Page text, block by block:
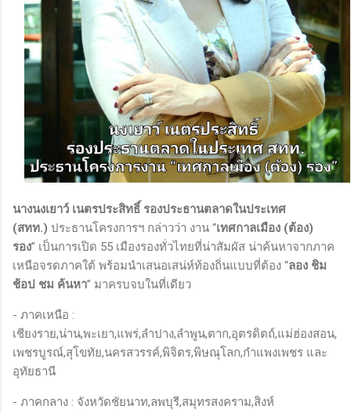
นางนงเยาว์ เนตรประสิทธิ์ รองประธานตลาดในประเทศ
(สทท.) ประธานโครงการฯ กล่าวว่า งาน “เทศกาลเมือง (ต้อง)
รอง” เป็นการเปิด 55 เมืองรองทั่วไทยที่น่าสัมผัส น่าค้นหาจากภาค
เหนือจรดภาคใต้ พร้อมนำเสนอเสน่ห์ท้องถิ่นแบบที่ต้อง “ลอง ชิม
ช้อป ชม ค้นหา” มาครบจบในที่เดียว
- ภาคเหนือ :
เชียงราย,น่าน,พะเยา,แพร่,ลำปาง,ลำพูน,ตาก,อุตรดิตถ์,แม่ฮ่องสอน,
เพชรบูรณ์,สุโขทัย,นครสวรรค์,พิจิตร,พิษณุโลก,กำแพงเพชร และ
อุทัยธานี
- ภาคกลาง : จังหวัดชัยนาท,ลพบุรี,สมุทรสงคราม,สิงห์